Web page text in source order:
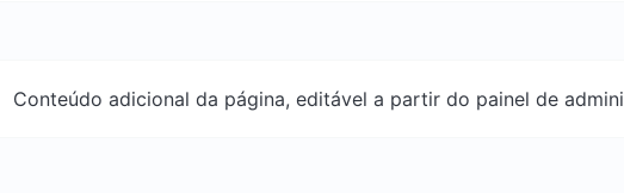
Conteúdo adicional da página, editável a partir do painel de